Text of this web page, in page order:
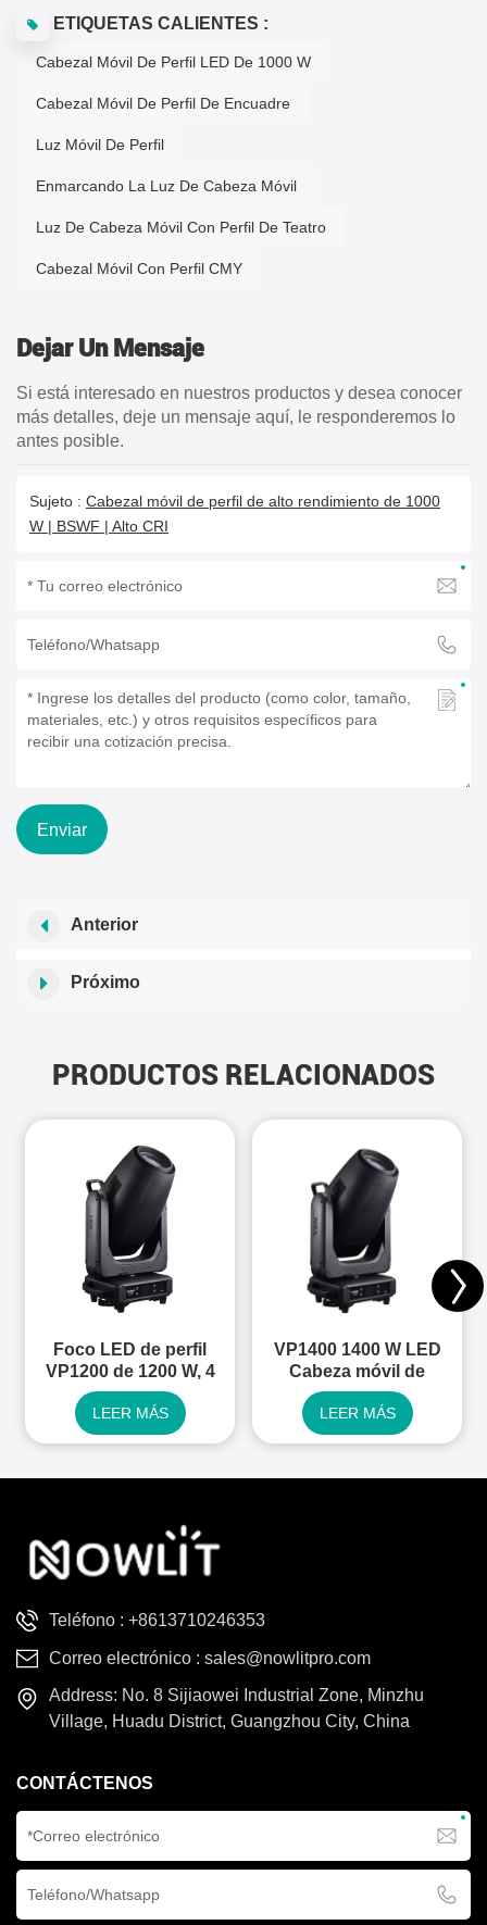
ETIQUETAS CALIENTES :
Cabezal Móvil De Perfil LED De 1000 W
Cabezal Móvil De Perfil De Encuadre
Luz Móvil De Perfil
Enmarcando La Luz De Cabeza Móvil
Luz De Cabeza Móvil Con Perfil De Teatro
Cabezal Móvil Con Perfil CMY
Dejar Un Mensaje
Si está interesado en nuestros productos y desea conocer
más detalles, deje un mensaje aquí, le responderemos lo
antes posible.
Sujeto : Cabezal móvil de perfil de alto rendimiento de 1000
W | BSWF | Alto CRI
Enviar
Anterior
Próximo
PRODUCTOS RELACIONADOS
Foco LED de perfil
VP1200 de 1200 W, 4
en 1.
LEER MÁS
VP1400 1400 W LED
Cabeza móvil de
perfil 4 en 1
LEER MÁS
Teléfono :+8613710246353
Correo electrónico :sales@nowlitpro.com
Address: No. 8 Sijiaowei Industrial Zone, Minzhu
Village, Huadu District, Guangzhou City, China
CONTÁCTENOS